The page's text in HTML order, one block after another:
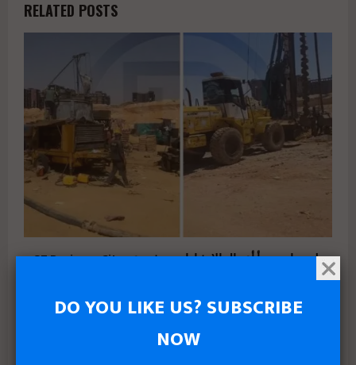
RELATED POSTS
جولدن تاون تبدأ أعمال الإنشاءات بمشروع «GT Business City»
بالتزامن مع طرح المرحلة الأولى للبيع
DO YOU LIKE US? SUBSCRIBE
NOW